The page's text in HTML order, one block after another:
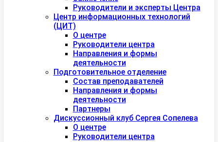
Руководители и эксперты Центра
Центр информационных технологий
(ЦИТ)
О центре
Руководители центра
Направления и формы
деятельности
Подготовительное отделение
Состав преподавателей
Направления и формы
деятельности
Партнеры
Дискуссионный клуб Сергея Сопелева
О центре
Руководители центра